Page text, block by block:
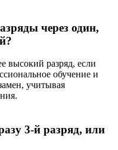
через один,
высокий разряд, если
обучение и
учитывая
3-й разряд, или